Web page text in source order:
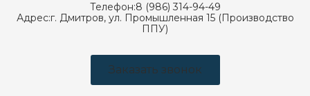
Телефон:8 (986) 314-94-49
Адрес:г. Дмитров, ул. Промышленная 15 (Производство
ППУ)
Заказать звонок